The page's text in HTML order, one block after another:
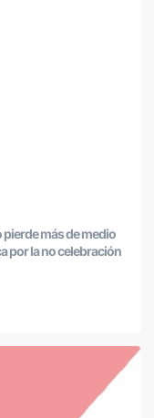
más de medio
por la no celebración